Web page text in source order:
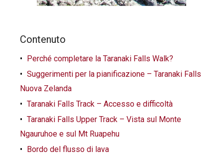
Contenuto
Perché completare la Taranaki Falls Walk?
Suggerimenti per la pianificazione – Taranaki Falls
Nuova Zelanda
Taranaki Falls Track – Accesso e difficoltà
Taranaki Falls Upper Track – Vista sul Monte
Ngauruhoe e sul Mt Ruapehu
Bordo del flusso di lava